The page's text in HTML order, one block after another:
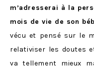
m’adresserai à la
mois de vie de son
vécu et pensé sur le
relativiser les doutes
va tellement mieux